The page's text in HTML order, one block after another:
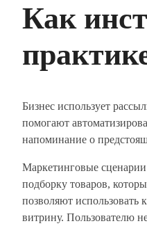
Как
Бизнес использует
помогают
напоминание о
Маркетинговые
подборку товаров,
позволяют
витрину. Пользователю